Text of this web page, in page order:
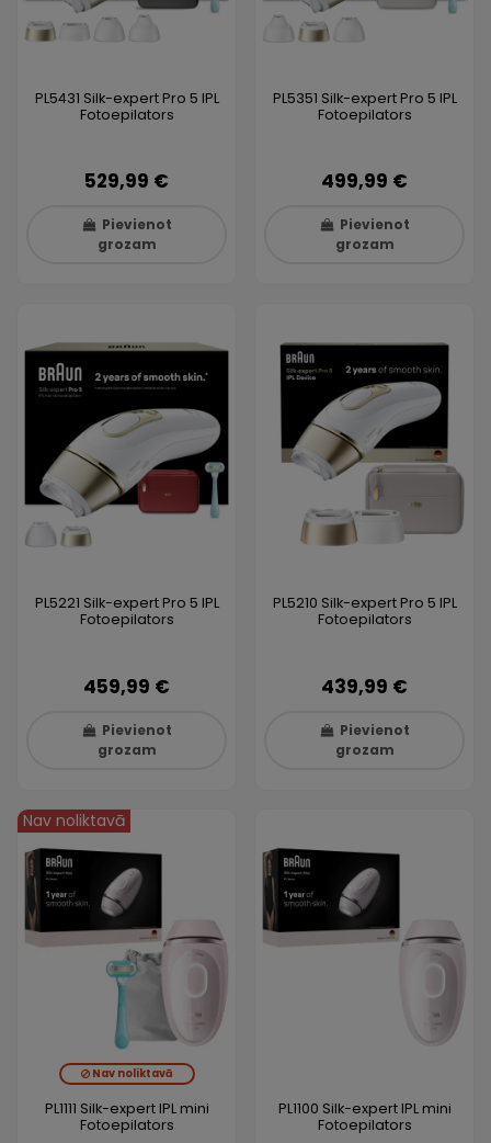
PL5431 Silk-expert Pro 5 IPL
Fotoepilators
529,99 €
Pievienot
grozam
PL5351 Silk-expert Pro 5 IPL
Fotoepilators
499,99 €
Pievienot
grozam
PL5221 Silk-expert Pro 5 IPL
Fotoepilators
459,99 €
Pievienot
grozam
PL5210 Silk-expert Pro 5 IPL
Fotoepilators
439,99 €
Pievienot
grozam
Nav noliktavā
Nav noliktavā
PL1111 Silk-expert IPL mini
Fotoepilators
PL1100 Silk-expert IPL mini
Fotoepilators